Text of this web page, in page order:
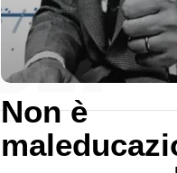
Non è